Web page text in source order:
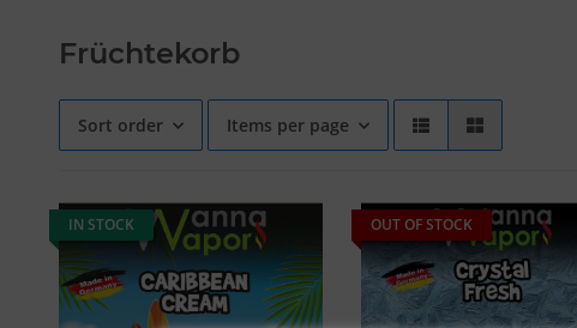
Früchtekorb
Sort order Items per page
IN STOCK OUT OF STOCK